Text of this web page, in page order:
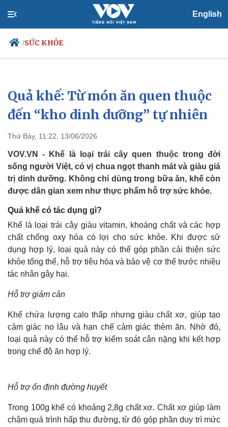
English
/SỨC KHỎE
Chính trị
Đảng
Tổ chức nhân sự
Nhận diện sự thật
Xã hội
Tin 24h
Dự báo thời tiết
Việc làm
Biển đảo
Quả khế: Từ món ăn quen thuộc
đến “kho dinh dưỡng” tự nhiên
Thứ Bảy, 11:22, 13/06/2026
VOV.VN - Khế là loại trái cây quen thuộc trong đời
sống người Việt, có vị chua ngọt thanh mát và giàu giá
trị dinh dưỡng. Không chỉ dùng trong bữa ăn, khế còn
được dân gian xem như thực phẩm hỗ trợ sức khỏe.
Quả khế có tác dụng gì?
Khế là loại trái cây giàu vitamin, khoáng chất và các hợp
chất chống oxy hóa có lợi cho sức khỏe. Khi được sử
dụng hợp lý, loại quả này có thể góp phần cải thiện sức
khỏe tổng thể, hỗ trợ tiêu hóa và bảo vệ cơ thể trước nhiều
tác nhân gây hại.
Hỗ trợ giảm cân
Khế chứa lượng calo thấp nhưng giàu chất xơ, giúp tạo
cảm giác no lâu và hạn chế cảm giác thèm ăn. Nhờ đó,
loại quả này có thể hỗ trợ kiểm soát cân nặng khi kết hợp
trong chế độ ăn hợp lý.
Hỗ trợ ổn định đường huyết
Trong 100g khế có khoảng 2,8g chất xơ. Chất xơ giúp làm
chậm quá trình hấp thu đường, từ đó góp phần duy trì mức